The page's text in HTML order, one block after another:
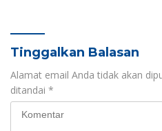
Tinggalkan Balasan
Alamat email Anda tidak akan
ditandai *